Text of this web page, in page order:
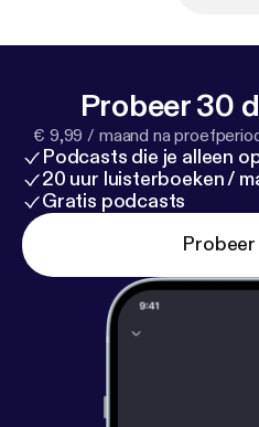
Probeer 30
€ 9,99 / maand na
Podcasts die je alleen
20 uur luisterboeken /
Gratis podcasts